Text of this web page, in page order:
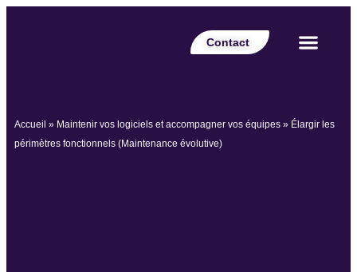
Contact
Accueil » Maintenir vos logiciels et accompagner vos équipes » Élargir les
périmètres fonctionnels (Maintenance évolutive)